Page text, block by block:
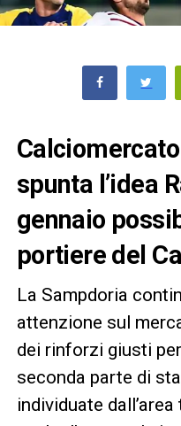
spunta l’idea
gennaio
portiere del
La Sampdoria
attenzione sul
dei rinforzi giusti
seconda parte di
individuate